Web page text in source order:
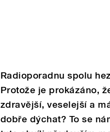
Radioporadnu spolu
Protože je prokázáno,
zdravější, veselejší a
dobře dýchat? To se